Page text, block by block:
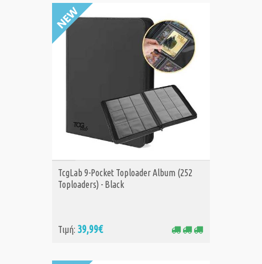
ΑΓΟΡΑ
TcgLab 9-Pocket Toploader Album (252
Toploaders) - Black
Τιμή: 39,99€